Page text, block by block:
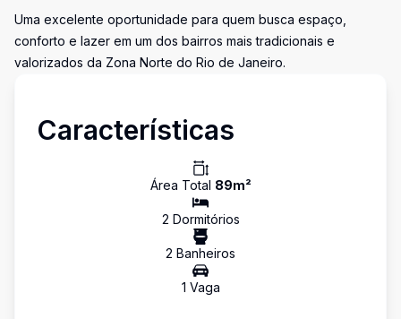
Uma excelente oportunidade para quem busca espaço,
conforto e lazer em um dos bairros mais tradicionais e
valorizados da Zona Norte do Rio de Janeiro.
Características
Área Total 89m²
2 Dormitórios
2 Banheiros
1 Vaga